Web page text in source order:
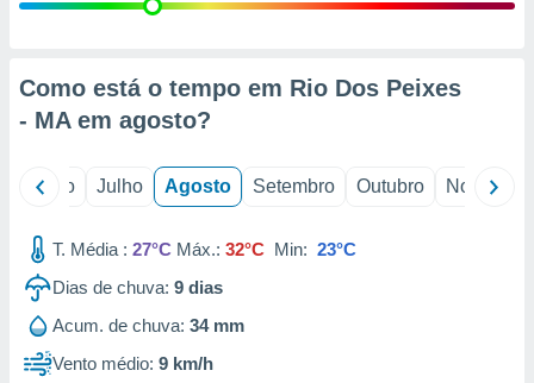
estudos
1199
Como está o tempo em Rio Dos Peixes
- MA em agosto?
Junho Julho Agosto Setembro Outubro Novembro
T. Média : 27°C Máx.: 32°C Min: 23°C
Dias de chuva: 9 dias
Acum. de chuva: 34 mm
Vento médio: 9 km/h